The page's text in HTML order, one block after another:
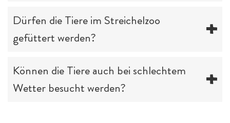
Dürfen die Tiere im Streichelzoo
gefüttert werden?
Können die Tiere auch bei schlechtem
Wetter besucht werden?